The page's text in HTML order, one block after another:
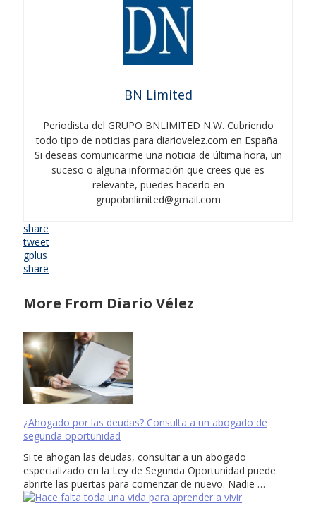
BN Limited
Periodista del GRUPO BNLIMITED N.W. Cubriendo
todo tipo de noticias para diariovelez.com en España.
Si deseas comunicarme una noticia de última hora, un
suceso o alguna información que crees que es
relevante, puedes hacerlo en
grupobnlimited@gmail.com
share
tweet
gplus
share
More From Diario Vélez
¿Ahogado por las deudas? Consulta a un abogado de
segunda oportunidad
Si te ahogan las deudas, consultar a un abogado
especializado en la Ley de Segunda Oportunidad puede
abrirte las puertas para comenzar de nuevo. Nadie …